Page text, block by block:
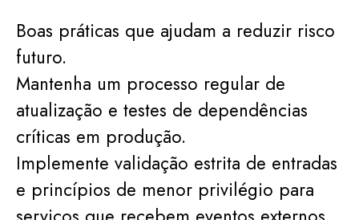
Boas práticas que ajudam a reduzir risco
futuro.
Mantenha um processo regular de
atualização e testes de dependências
críticas em produção.
Implemente validação estrita de entradas
e princípios de menor privilégio para